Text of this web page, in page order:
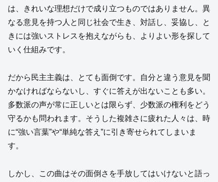
は、きれいな理想だけで成り立つものではありません。異
なる意見を持つ人と同じ社会で生き、対話し、妥協し、と
きには強いストレスを抱えながらも、よりよい形を探して
いく仕組みです。
だから民主主義は、とても面倒です。自分と違う意見を聞
かなければならないし、すぐに答えが出ないことも多い。
多数派の声が常に正しいとは限らず、少数派の権利をどう
守るかも問われます。そうした複雑さに疲れた人々は、時
に“強い言葉”や“単純な答え”に引き寄せられてしまいま
す。
しかし、この曲はその面倒さを手放してはいけないと語っ